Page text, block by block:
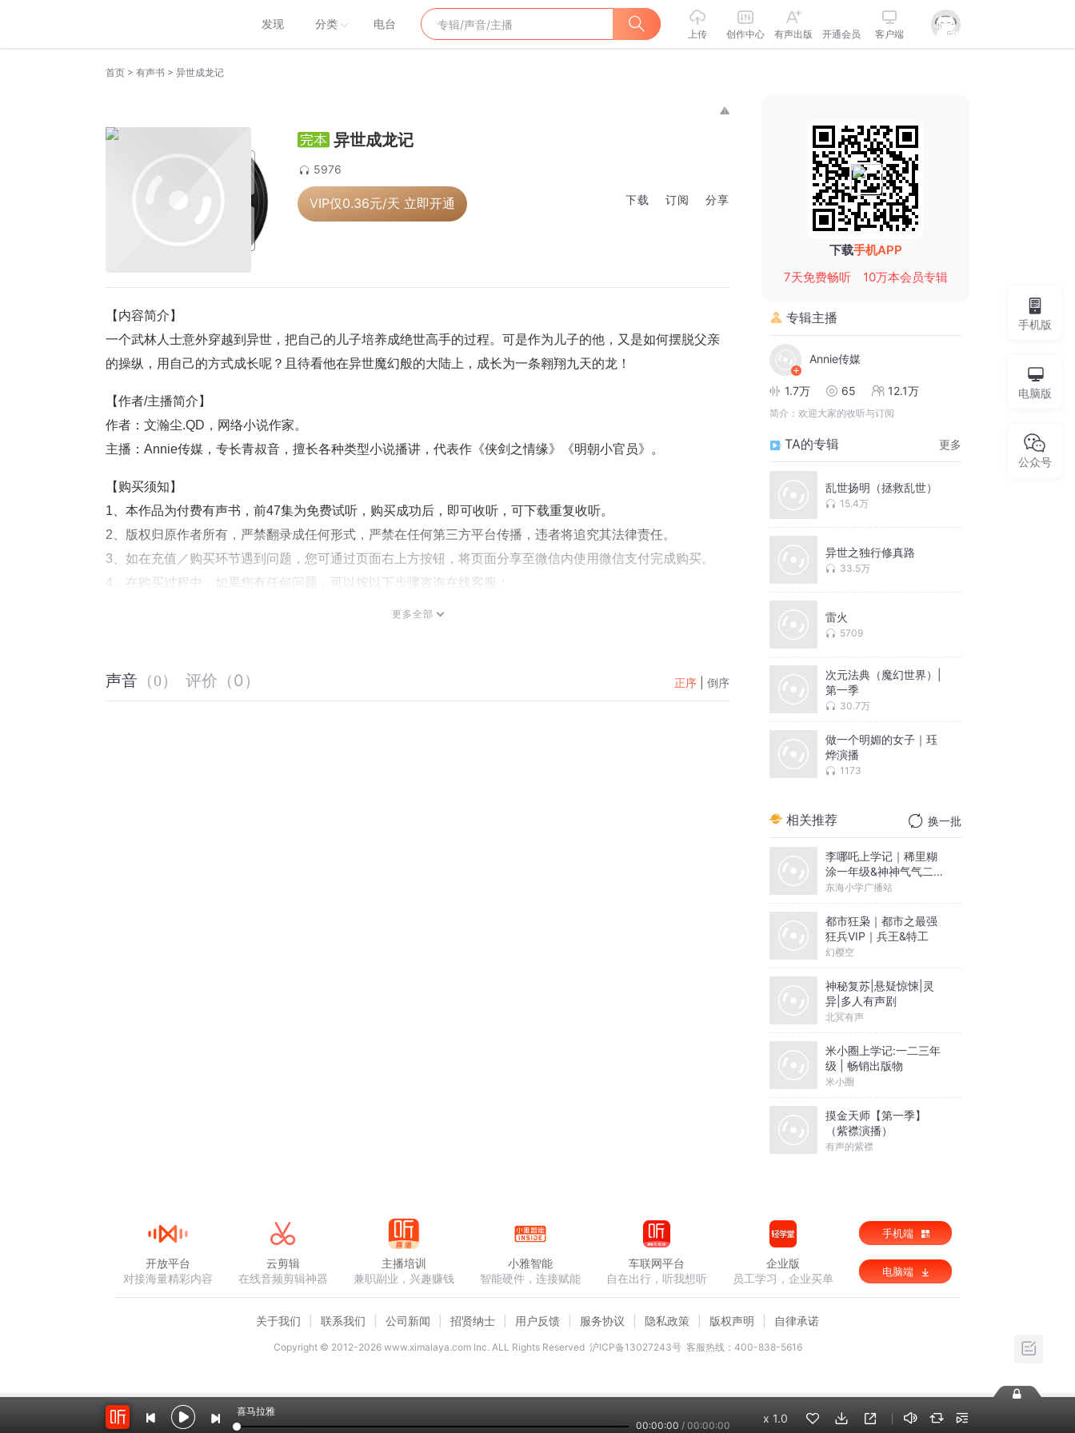
发现 分类 电台
上传 创作中心 有声出版 开通会员 客户端
首页 > 有声书 > 异世成龙记
异世成龙记
5976
VIP仅0.36元/天 立即开通 下载 订阅 分享
【内容简介】
一个武林人士意外穿越到异世，把自己的儿子培养成绝世高手的过程。可是作为儿子的他，又是如何摆脱父亲
的操纵，用自己的方式成长呢？且待看他在异世魔幻般的大陆上，成长为一条翱翔九天的龙！
【作者/主播简介】
作者：文瀚尘.QD，网络小说作家。
主播：Annie传媒，专长青叔音，擅长各种类型小说播讲，代表作《侠剑之情缘》《明朝小官员》。
【购买须知】
1、本作品为付费有声书，前47集为免费试听，购买成功后，即可收听，可下载重复收听。
2、版权归原作者所有，严禁翻录成任何形式，严禁在任何第三方平台传播，违者将追究其法律责任。
3、如在充值／购买环节遇到问题，您可通过页面右上方按钮，将页面分享至微信内使用微信支付完成购买。
4、在购买过程中，如果您有任何问题，可以按以下步骤咨询在线客服：
第一步：您可在喜马拉雅APP【账号】-【帮助与反馈】”中咨询在线客服
第三步：如果在线客服都未取得联系，也可拨打客服电话：400-838-5616
更多全部
声音 （0） 评价 （0 ） 正序 倒序
下载手机APP
7天免费畅听
10万本会员专辑
专辑主播
Annie传媒
1.7万 65 12.1万
简介： 欢迎大家的收听与订阅
TA的专辑 更多
乱世扬明（拯救乱世）
15.4万
异世之独行修真路
33.5万
雷火
5709
次元法典（魔幻世界）|
第一季
30.7万
做一个明媚的女子｜珏
烨演播
1173
相关推荐 换一批
李哪吒上学记｜稀里糊
涂一年级&神神气气二年
级
东海小学广播站
都市狂枭｜都市之最强
狂兵VIP｜兵王&特工
幻樱空
神秘复苏|悬疑惊悚|灵
异|多人有声剧
北冥有声
米小圈上学记:一二三年
级 | 畅销出版物
米小圈
摸金天师【第一季】
（紫襟演播）
有声的紫襟
手机版
电脑版
公众号
喜马拉雅
00:00:00 / 00:00:00
x 1.0
开放平台
对接海量精彩内容
云剪辑
在线音频剪辑神器
主播培训
兼职副业，兴趣赚钱
小雅智能
智能硬件，连接赋能
车联网平台
自在出行，听我想听
企业版
员工学习，企业买单
手机端
电脑端
关于我们 联系我们 公司新闻 招贤纳士 用户反馈 服务协议 隐私政策 版权声明 自律承诺
Copyright © 2012-2026www.ximalaya.com lnc. ALL Rights Reserved 沪ICP备13027243号 客服热线：400-838-5616